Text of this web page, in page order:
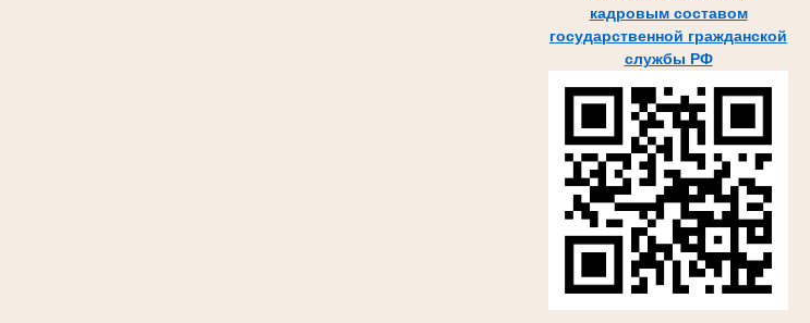
кадровым составом
государственной гражданской
службы РФ